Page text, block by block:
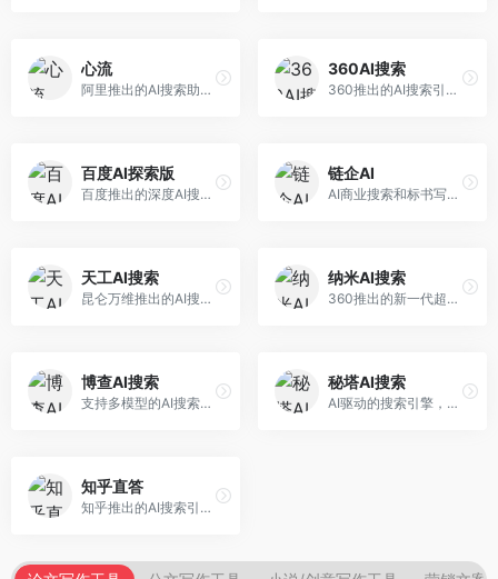
心流
阿里推出的AI搜索助手，专注于智能信息获取。面向普通用户，提供智能搜索、内容整理、知识问答等服务，与阿里生态深度整合。
360AI搜索
360推出的AI搜索引擎，专注于安全智能搜索。面向普通用户，提供智能问答、网页搜索、内容整理等服务，安全防护能力强。
百度AI探索版
百度推出的深度AI搜索引擎，整合百度知识图谱。面向中文用户，提供智能问答、知识探索、内容生成等服务，知识覆盖面广。
链企AI
AI商业搜索和标书写作工具，专注于企业服务场景。面向企业用户，提供商业信息搜索、标书生成、企业分析等服务，商业信息专业。
天工AI搜索
昆仑万维推出的AI搜索引擎，整合大模型与搜索能力。面向普通用户，提供智能问答、深度搜索、内容整理等服务，中文搜索体验好。
纳米AI搜索
360推出的新一代超级AI搜索，深度整合360搜索资源。面向普通用户，提供智能问答、多模态搜索、内容生成等服务，安全可靠。
博查AI搜索
支持多模型的AI搜索引擎，整合多种大模型能力。面向AI爱好者，提供多模型搜索、答案对比、深度分析等服务，模型选择灵活。
秘塔AI搜索
AI驱动的搜索引擎，专注于无广告直达结果。面向研究者和信息获取需求者，提供深度搜索、来源标注、答案整理等服务，搜索结果干净准确，信息可信度高。
知乎直答
知乎推出的AI搜索引擎，专注于知识问答场景。面向知识获取者，提供知乎内容搜索、智能问答、知识整理等服务，专业知识丰富。